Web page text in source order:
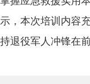
，本次培训内容
退役军人冲锋在